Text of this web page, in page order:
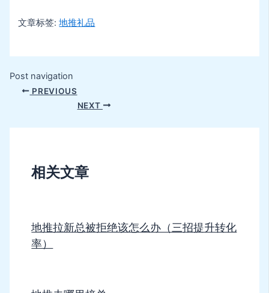
文章标签:地推礼品
Post navigation
PREVIOUS
NEXT
相关文章
地推拉新总被拒绝该怎么办（三招提升转化
率）